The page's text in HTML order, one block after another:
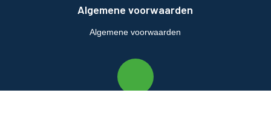
Algemene voorwaarden
Algemene voorwaarden